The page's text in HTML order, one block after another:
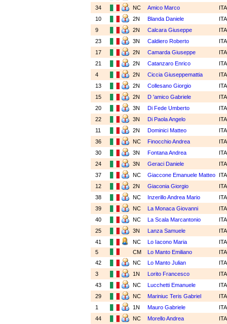
34
NC Amico Marco
10
2N Blanda Daniele
9
2N Calcara Giuseppe
23
3N Caldiero Roberto
17
2N Camarda Giuseppe
21
2N Catanzaro Enrico
4
2N Ciccia Giuseppemattia
13
2N Collesano Giorgio
15
2N D 'amico Gabriele
20
3N Di Fede Umberto
22
3N Di Paola Angelo
11
2N Dominici Matteo
36
NC Finocchio Andrea
30
3N Fontana Andrea
24
3N Geraci Daniele
37
NC Giaccone Emanuele Matteo
12
2N Giaconia Giorgio
38
NC Inzerillo Andrea Mario
39
NC La Monaca Giovanni
40
NC La Scala Marcantonio
25
3N Lanza Samuele
41
NC Lo Iacono Maria
5
CM Lo Manto Emiliano
42
NC Lo Manto Julian
3
1N Lorito Francesco
43
NC Lucchetti Emanuele
29
NC Mariniuc Teris Gabriel
1
1N Mauro Gabriele
44
NC Morello Andrea